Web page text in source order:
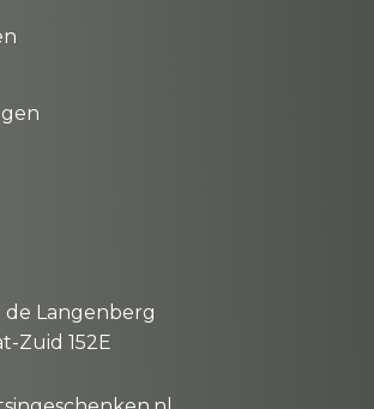
Langenberg
Zuid 152E